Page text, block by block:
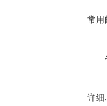
常用
详细